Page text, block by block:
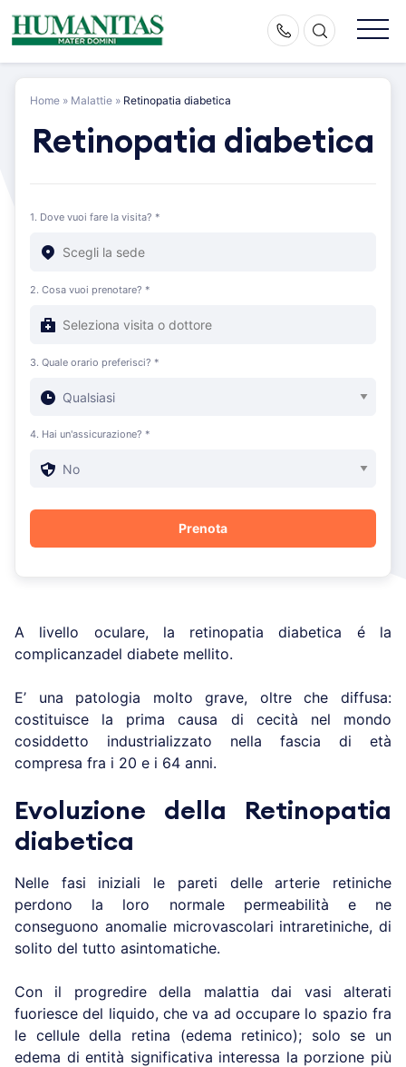
Skip
to
Home » Malattie » Retinopatia diabetica
Retinopatia diabetica
1. Dove vuoi fare la visita? *
2. Cosa vuoi prenotare? *
3. Quale orario preferisci? *
4. Hai un'assicurazione? *
A livello oculare, la retinopatia diabetica é la
complicanzadel diabete mellito.
E’ una patologia molto grave, oltre che diffusa:
costituisce la prima causa di cecità nel mondo
cosiddetto industrializzato nella fascia di età
compresa fra i 20 e i 64 anni.
Evoluzione della Retinopatia
diabetica
Nelle fasi iniziali le pareti delle arterie retiniche
perdono la loro normale permeabilità e ne
conseguono anomalie microvascolari intraretiniche, di
solito del tutto asintomatiche.
Con il progredire della malattia dai vasi alterati
fuoriesce del liquido, che va ad occupare lo spazio fra
le cellule della retina (edema retinico); solo se un
edema di entità significativa interessa la porzione più